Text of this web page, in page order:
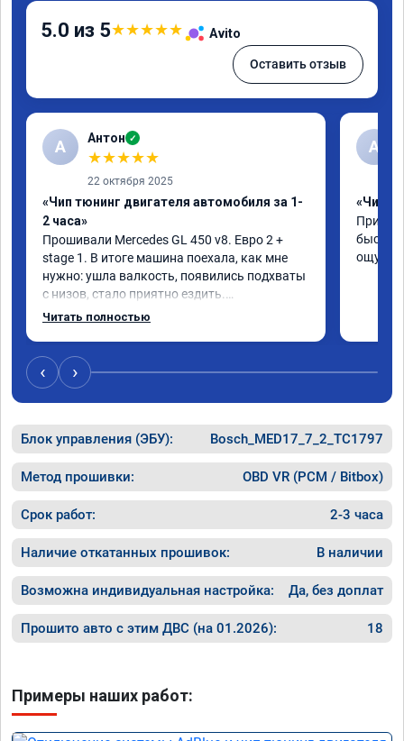
5.0 из 5★★★★★ Avito
Оставить отзыв
А Антон ✓
★★★★★
22 октября 2025
«Чип тюнинг двигателя автомобиля за 1-
2 часа»
Прошивали Mercedes GL 450 v8. Евро 2 +
stage 1. В итоге машина поехала, как мне
нужно: ушла валкость, появились подхваты
с низов, стало приятно ездить.
Одни из лучших трат, в авто! 🔥
Читать полностью
A
«Чип
‹ ›
Блок управления (ЭБУ): Bosch_MED17_7_2_TC1797
Метод прошивки: OBD VR (PCM / Bitbox)
Срок работ: 2-3 часа
Наличие откатанных прошивок: В наличии
Возможна индивидуальная настройка: Да, без доплат
Прошито авто с этим ДВС (на 01.2026): 18
Примеры наших работ: